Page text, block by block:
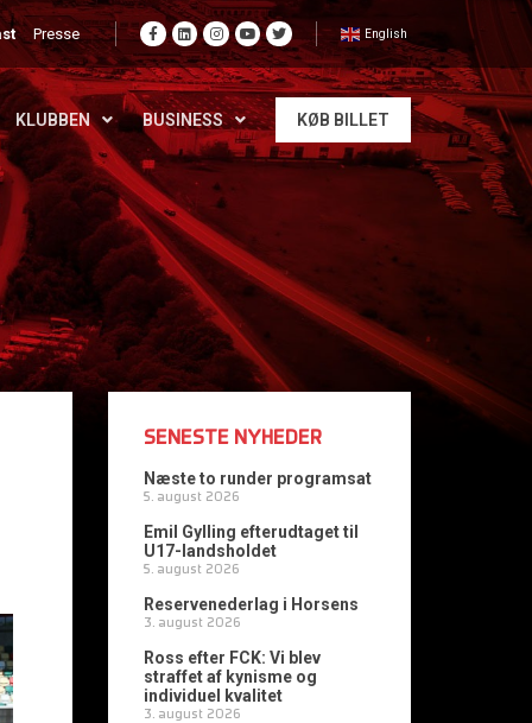
Presse English
KLUBBEN BUSINESS KØB BILLET
SENESTE NYHEDER
Næste to runder programsat
5. august 2026
Emil Gylling efterudtaget til
U17-landsholdet
5. august 2026
Reservenederlag i Horsens
3. august 2026
Ross efter FCK: Vi blev
straffet af kynisme og
individuel kvalitet
3. august 2026